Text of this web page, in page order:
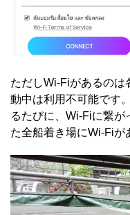
ただしWi-Fiがあるのは
動中は利用不可能です
るたびに、Wi-Fiに繋が
た全船着き場にWi-Fiが